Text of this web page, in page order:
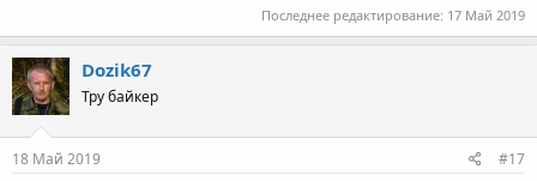
Последнее редактирование: 17 Май 2019
Dozik67
Тру байкер
18 Май 2019 #17